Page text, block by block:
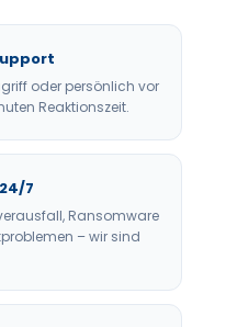
oder persönlich vor
Reaktionszeit.
7
Ransomware
– wir sind